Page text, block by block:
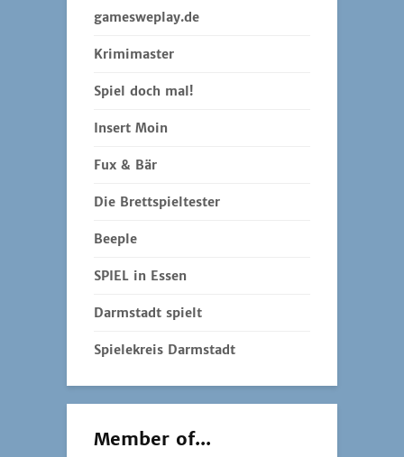
gamesweplay.de
Krimimaster
Spiel doch mal!
Insert Moin
Fux & Bär
Die Brettspieltester
Beeple
SPIEL in Essen
Darmstadt spielt
Spielekreis Darmstadt
Member of...